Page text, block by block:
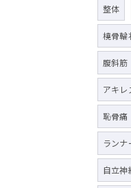
整体
橈骨輪
腹斜筋
アキレ
恥骨痛
ランナ
自立神